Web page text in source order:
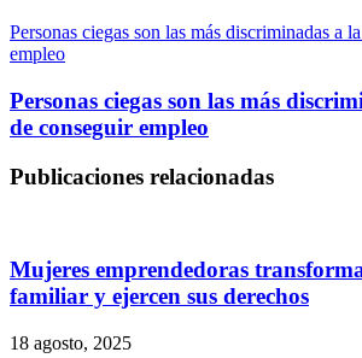
Personas ciegas son las más discriminadas a
empleo
Personas ciegas son las más
de conseguir empleo
Publicaciones relacionadas
Mujeres emprendedoras
familiar y ejercen sus derechos
18 agosto, 2025